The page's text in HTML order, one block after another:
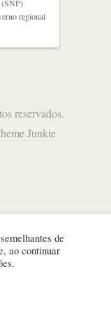
(SNP)
regional
reservados.
Junkie
de
ao continuar